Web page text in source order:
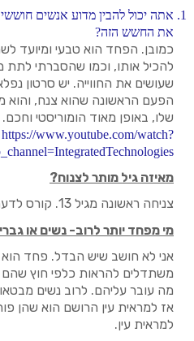
אתה יכול להבין מדוע אנשים
את החשש הזה?
כמובן. הפחד הוא טבעי ומיועד
להכיל אותו, וכמו שהסברתי לתת
שעושים את החווייה. יש סרטון
הפעם הראשונה שהוא צנח,
שלו, באופן מאוד הומוריסטי
https://www.youtube.com/watch?
מאיזה גיל מותר לצנוח?
צניחה ראשונה מגיל 13. קורס לדעתי מגיל 17 או 18
מי מפחד יותר לרוב- נשים או
אני לא חושב שיש הבדל. פחד הוא
משתדלים להראות כלפי חוץ
מה עובר עליהם. לרוב נשים
אז למראית עין הרושם הוא שהן
למראית עין.